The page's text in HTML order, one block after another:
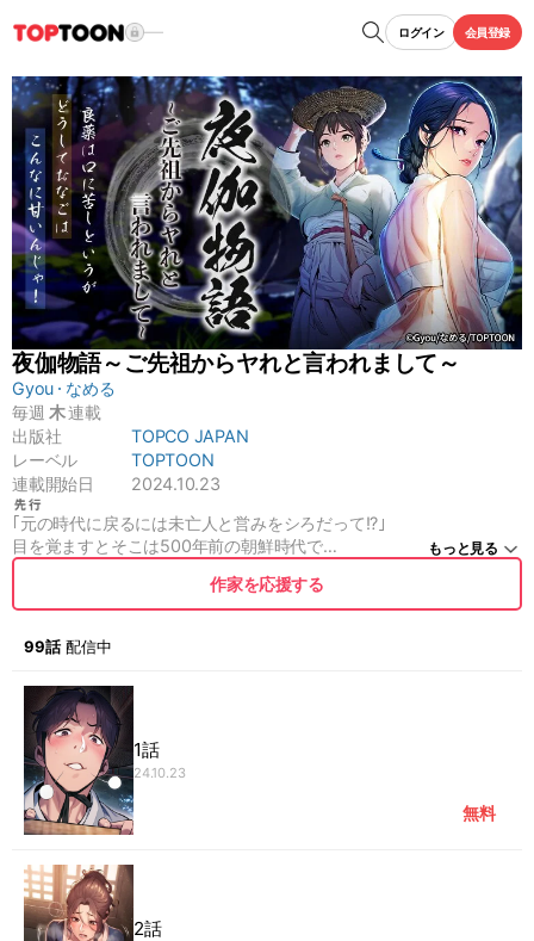
ログイン 会員登録
夜伽物語～ご先祖からヤれと言われまして～
Gyou
なめる
毎週 木連載
出版社
TOPCO JAPAN
レーベル
TOPTOON
連載開始日
2024.10.23
もっと見る
｢元の時代に戻るには未亡人と営みをシろだって!?｣
目を覚ますとそこは500年前の朝鮮時代で
何やら怪しい笠子帽が喋ってる!?
作家を応援する
99話 配信中
1話
24.10.23
無料
2話